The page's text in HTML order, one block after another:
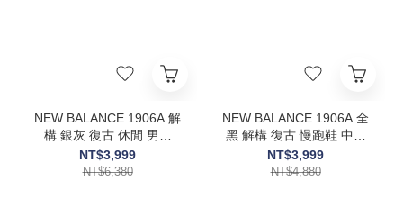
NEW BALANCE 1906A 解
構 銀灰 復古 休閒 男鞋
M1906AG
NT$3,999
NT$6,380
NEW BALANCE 1906A 全
黑 解構 復古 慢跑鞋 中性
M1906AF
NT$3,999
NT$4,880